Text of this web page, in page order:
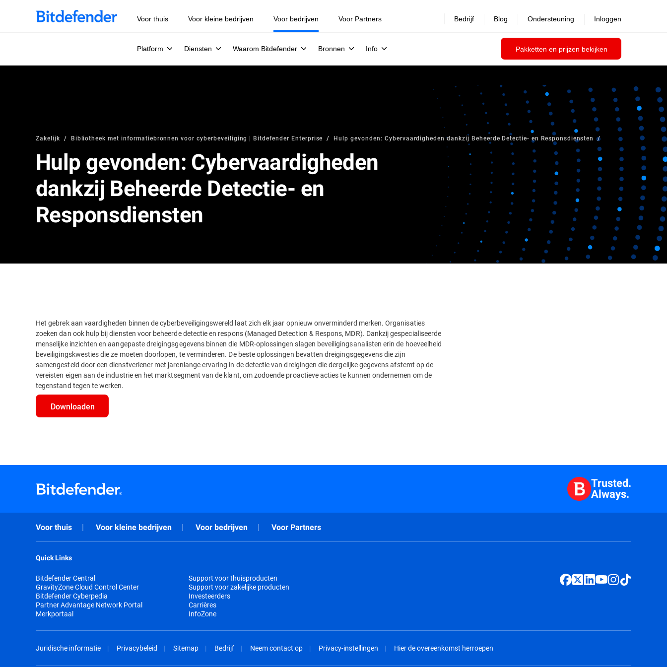
Voor thuis Voor kleine bedrijven Voor bedrijven
Platform Diensten Waarom Bitdefender Bronnen Info Pakketten en prijzen bekijken
Voor Partners Bedrijf Blog Ondersteuning Inloggen
Zakelijk Bibliotheek met informatiebronnen voor cyberbeveiliging | Bitdefender Enterprise Hulp gevonden: Cybervaardigheden dankzij Beheerde Detectie- en Responsdiensten
Hulp gevonden: Cybervaardigheden
dankzij Beheerde Detectie- en
Responsdiensten
Het gebrek aan vaardigheden binnen de cyberbeveiligingswereld laat zich elk jaar opnieuw onverminderd merken. Organisaties
zoeken dan ook hulp bij diensten voor beheerde detectie en respons (Managed Detection & Respons, MDR). Dankzij gespecialiseerde
menselijke inzichten en aangepaste dreigingsgegevens binnen die MDR-oplossingen slagen beveiligingsanalisten erin de hoeveelheid
beveiligingskwesties die ze moeten doorlopen, te verminderen. De beste oplossingen bevatten dreigingsgegevens die zijn
samengesteld door een dienstverlener met jarenlange ervaring in de detectie van dreigingen die dergelijke gegevens afstemt op de
vereisten eigen aan de industrie en het marktsegment van de klant, om zodoende proactieve acties te kunnen ondernemen om de
tegenstand tegen te werken.
Downloaden
Trusted.
Always.
Voor thuis Voor kleine bedrijven Voor bedrijven Voor Partners
Quick Links
Bitdefender Central
GravityZone Cloud Control Center
Bitdefender Cyberpedia
Partner Advantage Network Portal
Merkportaal
Support voor thuisproducten
Support voor zakelijke producten
Investeerders
Carrières
InfoZone
Juridische informatie Privacybeleid Sitemap Bedrijf Neem contact op Privacy-instellingen Hier de overeenkomst herroepen